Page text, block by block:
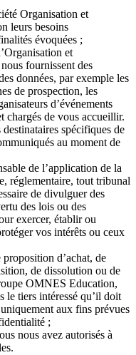
Organisation et
leurs besoins
évoquées ;
et
fournissent des
données, par exemple les
de prospection, les
d’événements
chargés de vous accueillir.
spécifiques de
au moment de
de l’application de la
réglementaire, tout tribunal
de divulguer des
des lois ou des
exercer, établir ou
vos intérêts ou ceux
d’achat, de
de dissolution ou de
OMNES Education,
le tiers intéressé qu’il doit
aux fins prévues
;
nous avez autorisés à